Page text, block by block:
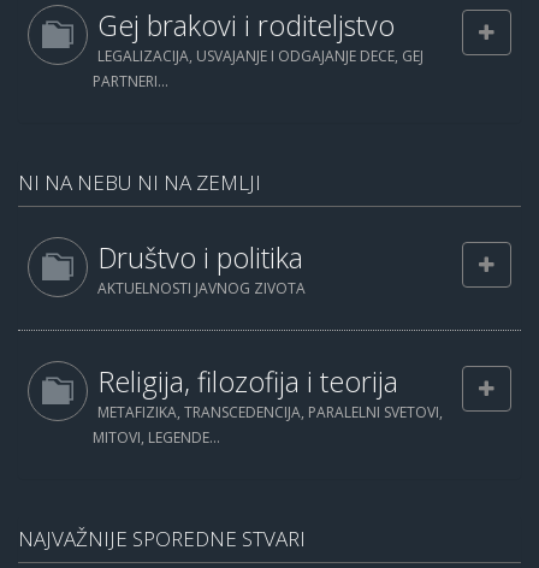
Gej brakovi i roditeljstvo
LEGALIZACIJA, USVAJANJE I ODGAJANJE DECE, GEJ
PARTNERI...
NI NA NEBU NI NA ZEMLJI
Društvo i politika
AKTUELNOSTI JAVNOG ZIVOTA
Religija, filozofija i teorija
METAFIZIKA, TRANSCEDENCIJA, PARALELNI SVETOVI,
MITOVI, LEGENDE...
NAJVAŽNIJE SPOREDNE STVARI